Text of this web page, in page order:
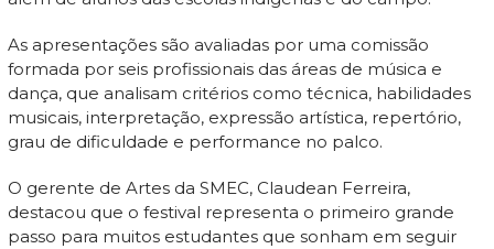
As apresentações são avaliadas por uma comissão
formada por seis profissionais das áreas de música e
dança, que analisam critérios como técnica, habilidades
musicais, interpretação, expressão artística, repertório,
grau de dificuldade e performance no palco.
O gerente de Artes da SMEC, Claudean Ferreira,
destacou que o festival representa o primeiro grande
passo para muitos estudantes que sonham em seguir